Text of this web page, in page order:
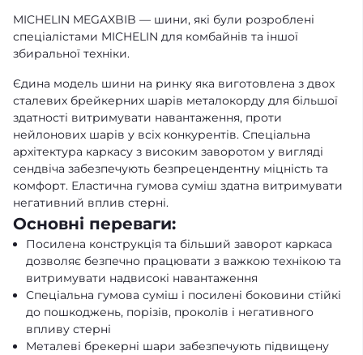
MICHELIN MEGAXBIB — шини, які були розроблені
спеціалістами MICHELIN для комбайнів та іншої
збиральної техніки.
Єдина модель шини на ринку яка виготовлена з двох
сталевих брейкерних шарів металокорду для більшої
здатності витримувати навантаження, проти
нейлонових шарів у всіх конкурентів. Спеціальна
архітектура каркасу з високим заворотом у вигляді
сендвіча забезпечують безпрецендентну міцність та
комфорт. Еластична гумова суміш здатна витримувати
негативний вплив стерні.
Основні переваги:
Посилена конструкція та більший заворот каркаса
дозволяє безпечно працювати з важкою технікою та
витримувати надвисокі навантаження
Спеціальна гумова суміш і посилені боковини стійкі
до пошкоджень, порізів, проколів і негативного
впливу стерні
Металеві брекерні шари забезпечують підвищену